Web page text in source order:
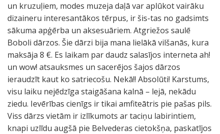
un kruzuļiem, modes muzeja daļā var aplūkot vairāku
dizaineru interesantākos tērpus, ir šis-tas no gadsimts
sākuma apģērba un aksesuāriem. Atgriežos saulē
Boboli dārzos. Šie dārzi bija mana lielākā vilšanās, kura
maksāja 8 €. Es laikam par daudz salasījos interneta ah!
un wow! atsauksmes un sacerējos šajos dārzos
ieraudzīt kaut ko satriecošu. Nekā!! Absolūti! Karstums,
visu laiku nejēdzīga staigāšana kalnā – lejā, nekādu
ziedu. Ievērības cienīgs ir tikai amfiteātris pie pašas pils.
Viss dārzs vietām ir izlīkumots ar taciņu labirintiem,
knapi uzlīdu augšā pie Belvederas cietokšņa, paskatījos